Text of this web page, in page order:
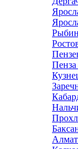
Пенза